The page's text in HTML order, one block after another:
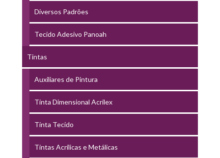
Diversos Padrões
Tecido Adesivo Panoah
Tintas
Auxiliares de Pintura
Tinta Dimensional Acrilex
Tinta Tecido
Tintas Acrílicas e Metálicas